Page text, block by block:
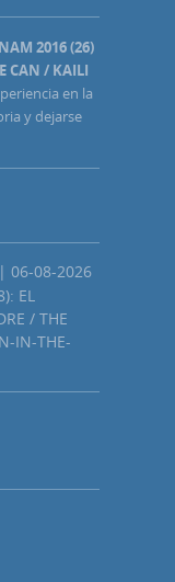
2016 (26)
CAN / KAILI
en la
y dejarse
| 06-08-2026
EL
/ THE
IN-THE-